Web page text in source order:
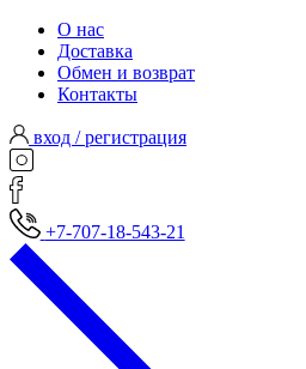
О нас
Доставка
Обмен и возврат
Контакты
вход / регистрация
+7-707-18-543-21